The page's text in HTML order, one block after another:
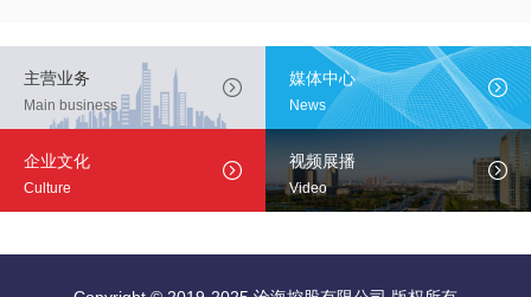
主营业务
Main business
 媒体中心
News

企业文化
Culture
 视频展播
Video
